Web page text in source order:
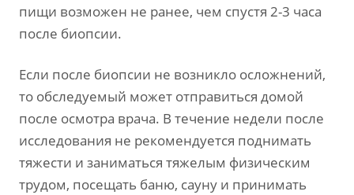
пищи возможен не ранее, чем спустя 2-3 часа
после биопсии.
Если после биопсии не возникло осложнений,
то обследуемый может отправиться домой
после осмотра врача. В течение недели после
исследования не рекомендуется поднимать
тяжести и заниматься тяжелым физическим
трудом, посещать баню, сауну и принимать